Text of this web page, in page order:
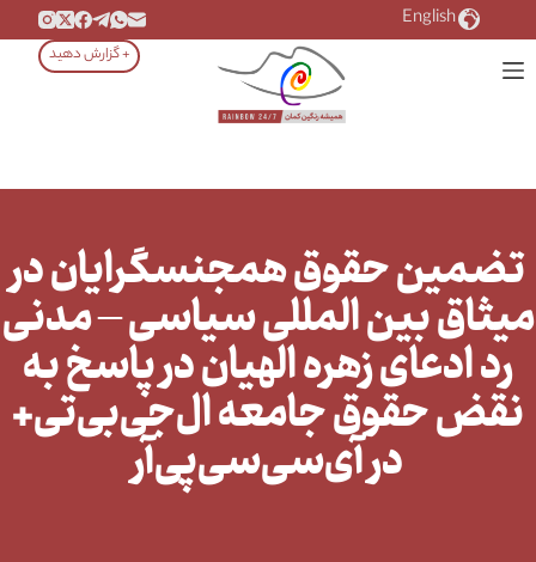
به
محتوا
English
+ گزارش دهید
تضمین حقوق همجنسگرایان در
میثاق بین المللی سیاسی – مدنی
رد ادعای زهره الهیان در پاسخ به
نقض حقوق جامعه ال‌جی‌بی‌تی+
در آی‌سی‌سی‌پی‌آر